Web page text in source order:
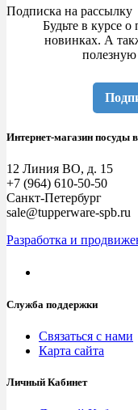
Подписка на рассылку
Будьте в курсе
новинках. А
Интернет-магазин посуды
12 Линия ВО, д. 15
+7 (964) 610-50-50
Санкт-Петербург
sale@tupperware-spb.ru
Разработка и
Служба поддержки
Связаться с нами
Карта сайта
Личный Кабинет